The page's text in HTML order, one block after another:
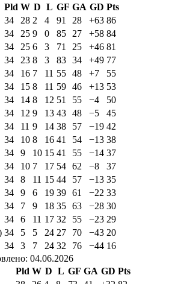
Pld W D L GF GA GD Pts
34 28 2 4 91 28 +63 86
34 25 9 0 85 27 +58 84
34 25 6 3 71 25 +46 81
34 23 8 3 83 34 +49 77
34 16 7 11 55 48 +7
55
34 15 8 11 59 46 +13 53
34 14 8 12 51 55 −4
50
34 12 9 13 43 48 −5
45
34 11 9 14 38 57 −19 42
34 10 8 16 41 54 −13 38
34 9 10 15 41 55 −14 37
34 10 7 17 54 62 −8
37
34 8 11 15 44 57 −13 35
34 9 6 19 39 61 −22 33
34 7 9 18 35 63 −28 30
34 6 11 17 32 55 −23 29
34 5 5 24 27 70 −43 20
34 3 7 24 32 76 −44 16
04.06.2026
Pld W D L GF GA GD Pts